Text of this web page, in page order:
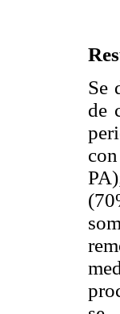
Se
de